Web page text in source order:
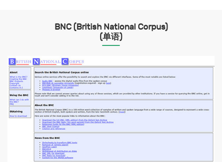
BNC (British National Corpus)
(单语)